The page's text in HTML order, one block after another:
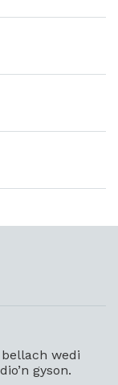
wedi
gyson.